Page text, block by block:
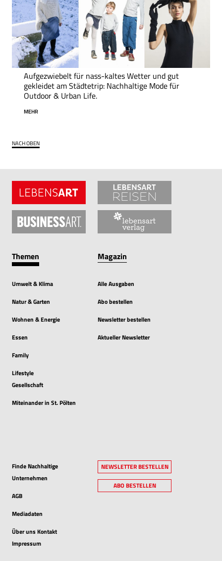
Aufgezwiebelt für nass-kaltes Wetter und gut
gekleidet am Städtetrip: Nachhaltige Mode für
Outdoor & Urban Life.
MEHR
NACH OBEN
Themen
Umwelt & Klima
Natur & Garten
Wohnen & Energie
Essen
Family
Lifestyle
Gesellschaft
Miteinander in St. Pölten
Magazin
Alle Ausgaben
Abo bestellen
Newsletter bestellen
Aktueller Newsletter
Finde Nachhaltige
Unternehmen
AGB
Mediadaten
Über uns Kontakt
Impressum
NEWSLETTER BESTELLEN
ABO BESTELLEN